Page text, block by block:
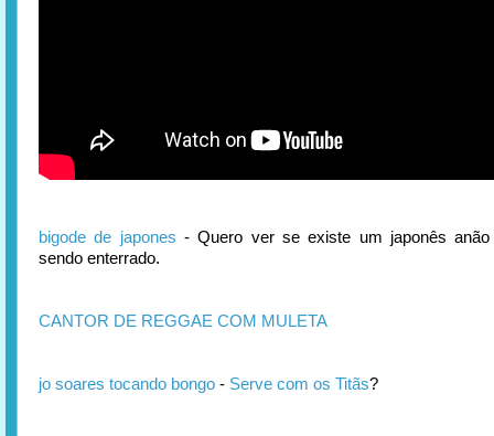
bigode de japones - Quero ver se existe um japonês anão
sendo enterrado.
CANTOR DE REGGAE COM MULETA
jo soares tocando bongo - Serve com os Titãs?